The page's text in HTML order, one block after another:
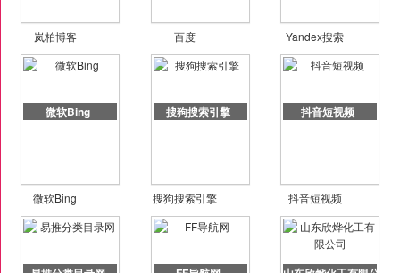
岚柏博客 百度 Yandex搜索
微软Bing
微软Bing
搜狗搜索引擎
搜狗搜索引擎
抖音短视频
抖音短视频